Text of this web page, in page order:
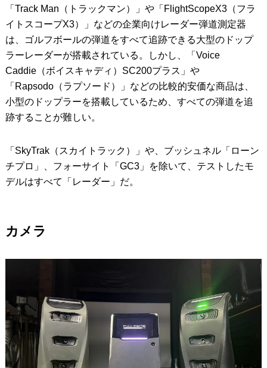
「Track Man（トラックマン）」や「FlightScopeX3（フラ
イトスコープX3）」などの企業向けレーダー弾道測定器
は、ゴルフボールの弾道をすべて追跡できる大型のドップ
ラーレーダーが搭載されている。しかし、「Voice
Caddie（ボイスキャディ）SC200プラス」や
「Rapsodo（ラプソード）」などの比較的安価な商品は、
小型のドップラーを搭載しているため、すべての弾道を追
跡することが難しい。
「SkyTrak（スカイトラック）」や、ブッシュネル「ローン
チプロ」、フォーサイト「GC3」を除いて、テストしたモ
デルはすべて「レーダー」だ。
カメラ